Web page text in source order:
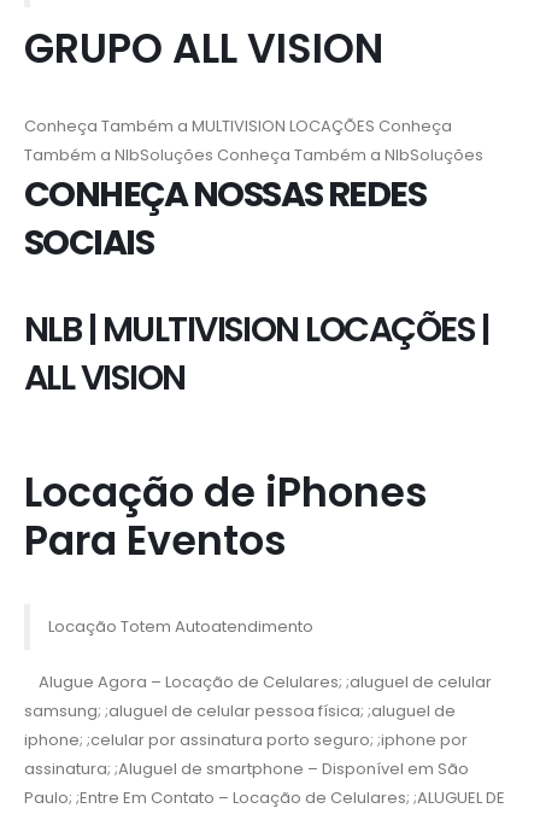
GRUPO ALL VISION
Conheça Também a MULTIVISION LOCAÇÕES Conheça
Também a NlbSoluções Conheça Também a NlbSoluções
CONHEÇA NOSSAS REDES
SOCIAIS
NLB| MULTIVISION LOCAÇÕES|
ALL VISION
Locação de iPhones
Para Eventos
Locação Totem Autoatendimento
Alugue Agora – Locação de Celulares; ;aluguel de celular
samsung; ;aluguel de celular pessoa física; ;aluguel de
iphone; ;celular por assinatura porto seguro; ;iphone por
assinatura; ;Aluguel de smartphone – Disponível em São
Paulo; ;Entre Em Contato – Locação de Celulares; ;ALUGUEL DE